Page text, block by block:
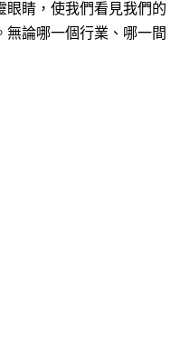
眼睛，使我們看見我們的
論哪一個行業、哪一間